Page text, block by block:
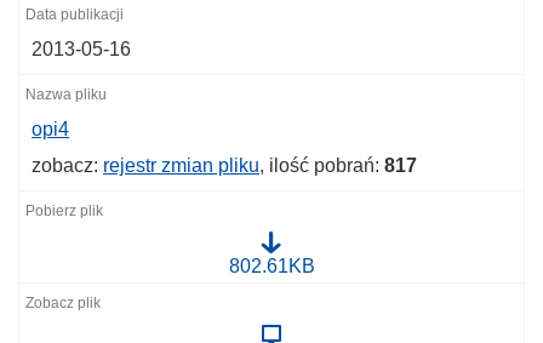
2013-05-16
opi4
zobacz: rejestr zmian pliku, ilość pobrań: 817
i
802.61KB